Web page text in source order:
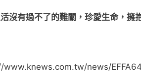
沒有過不了的難關，珍愛生命，擁
www.knews.com.tw/news/